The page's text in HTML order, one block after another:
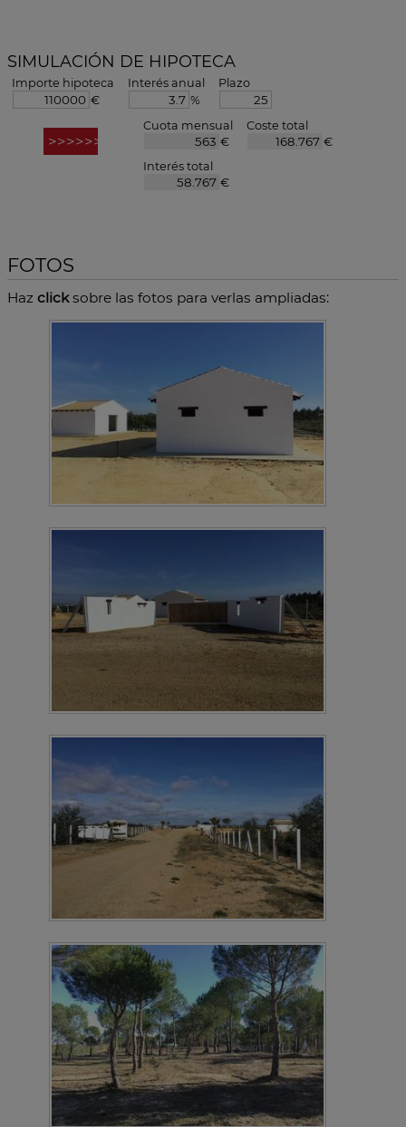
SIMULACIÓN DE HIPOTECA
Importe hipoteca
€
Interés anual
%
Plazo
Cuota mensual
€
Coste total
€
Interés total
€
FOTOS
Haz clicksobre las fotos para verlas ampliadas: